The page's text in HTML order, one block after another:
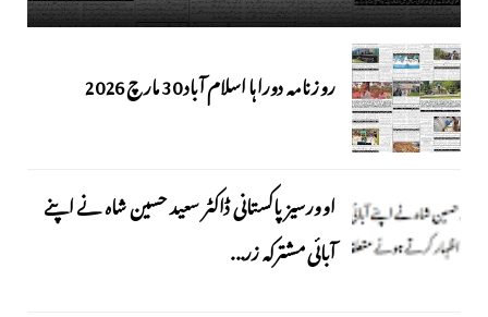
روزنامہ دوراہا اسلام آباد 30 مارچ 2026
اوورسیز پاکستانی ڈاکٹر سعید حسین شاہ نے اپنے
آبائی مشترکہ زر...